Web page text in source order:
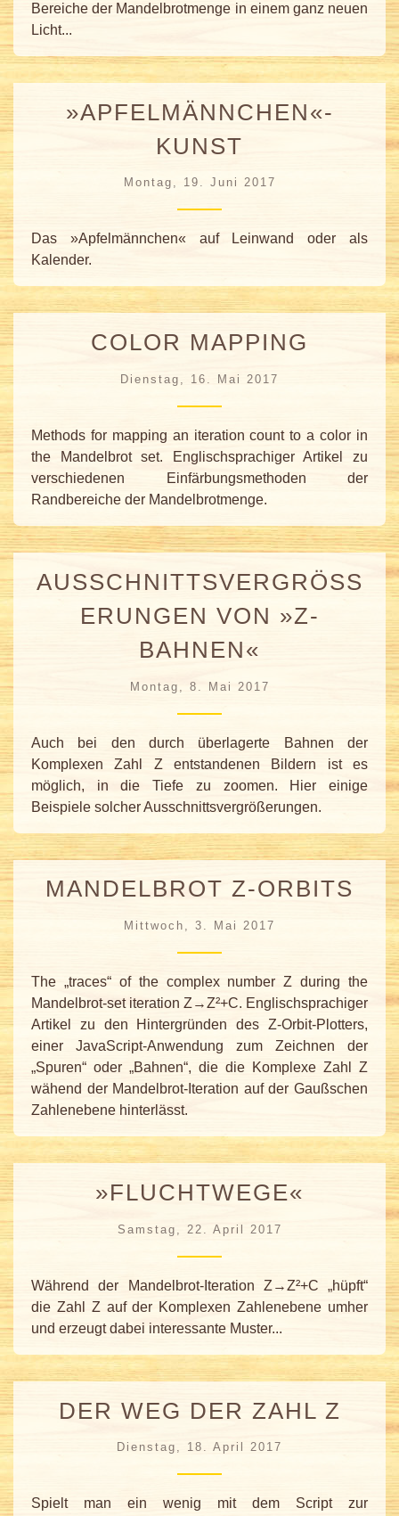
Bereiche der Mandelbrotmenge in einem ganz neuen
Licht...
»APFELMÄNNCHEN«-
KUNST
Montag, 19. Juni 2017
Das »Apfelmännchen« auf Leinwand oder als
Kalender.
COLOR MAPPING
Dienstag, 16. Mai 2017
Methods for mapping an iteration count to a color in
the Mandelbrot set. Englischsprachiger Artikel zu
verschiedenen Einfärbungsmethoden der
Randbereiche der Mandelbrotmenge.
AUSSCHNITTSVERGRÖSSE
RUNGEN VON »Z-B
AHNEN«
Montag, 8. Mai 2017
Auch bei den durch überlagerte Bahnen der
Komplexen Zahl Z entstandenen Bildern ist es
möglich, in die Tiefe zu zoomen. Hier einige
Beispiele solcher Ausschnitts­vergrößerungen.
MANDELBROT Z-ORBITS
Mittwoch, 3. Mai 2017
The „traces“ of the complex number Z during the
Mandelbrot-set iteration Z→Z²+C. Englischsprachiger
Artikel zu den Hintergründen des Z-Orbit-Plotters,
einer JavaScript-Anwendung zum Zeichnen der
„Spuren“ oder „Bahnen“, die die Komplexe Zahl Z
wähend der Mandelbrot-Iteration auf der Gaußschen
Zahlenebene hinterlässt.
»FLUCHTWEGE«
Samstag, 22. April 2017
Während der Mandelbrot-Iteration Z→Z²+C „hüpft“
die Zahl Z auf der Komplexen Zahlenebene umher
und erzeugt dabei interessante Muster...
DER WEG DER ZAHL Z
Dienstag, 18. April 2017
Spielt man ein wenig mit dem Script zur